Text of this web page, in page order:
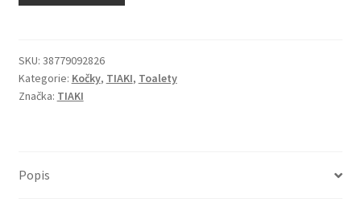
Odpočívadla pro kočky
Pamlsky pro kočky
SKU: 38779092826
Kategorie: Kočky, TIAKI, Toalety
Značka: TIAKI
Popis